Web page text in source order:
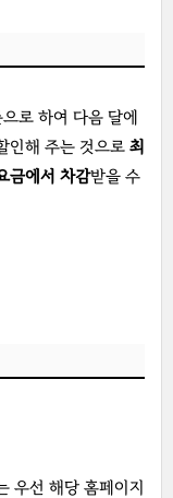
로 하여 다음 달에
인해 주는 것으로 최
금에서 차감받을 수
우선 해당 홈페이지